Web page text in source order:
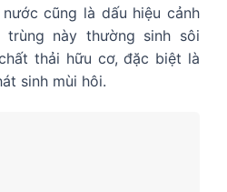
cũng là dấu hiệu cảnh
này thường sinh sôi
thải hữu cơ, đặc biệt là
sinh mùi hôi.